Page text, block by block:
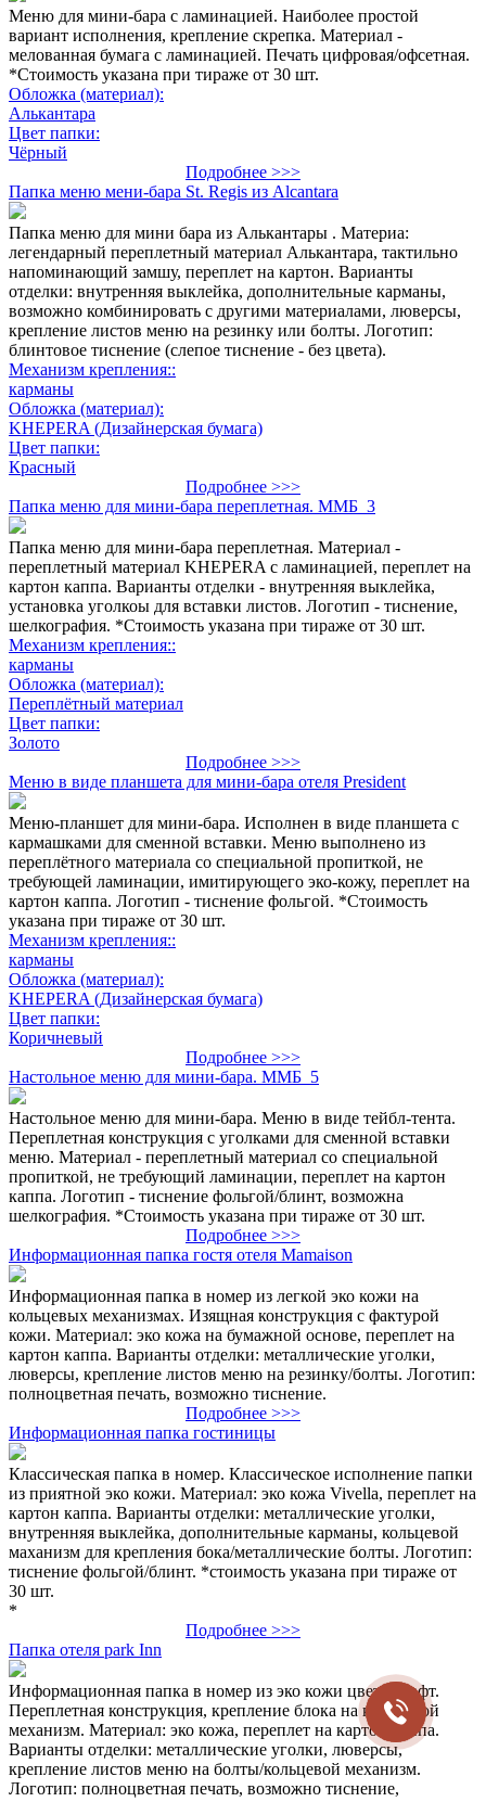
Меню для мини-бара с ламинацией. Наиболее простой
вариант исполнения, крепление скрепка. Материал -
мелованная бумага с ламинацией. Печать цифровая/офсетная.
*Стоимость указана при тираже от 30 шт.
Обложка (материал):
Алькантара
Цвет папки:
Чёрный
Подробнее >>>
Папка меню мени-бара St. Regis из Alcantara
Папка меню для мини бара из Алькантары . Материа:
легендарный переплетный материал Алькантара, тактильно
напоминающий замшу, переплет на картон. Варианты
отделки: внутренняя выклейка, дополнительные карманы,
возможно комбинировать с другими материалами, люверсы,
крепление листов меню на резинку или болты. Логотип:
блинтовое тиснение (слепое тиснение - без цвета).
Механизм крепления::
карманы
Обложка (материал):
KHEPERA (Дизайнерская бумага)
Цвет папки:
Красный
Подробнее >>>
Папка меню для мини-бара переплетная. ММБ_3
Папка меню для мини-бара переплетная. Материал -
переплетный материал KHEPERA с ламинацией, переплет на
картон каппа. Варианты отделки - внутренняя выклейка,
установка уголкоы для вставки листов. Логотип - тиснение,
шелкография. *Стоимость указана при тираже от 30 шт.
Механизм крепления::
карманы
Обложка (материал):
Переплётный материал
Цвет папки:
Золото
Подробнее >>>
Меню в виде планшета для мини-бара отеля President
Меню-планшет для мини-бара. Исполнен в виде планшета с
кармашками для сменной вставки. Меню выполнено из
переплётного материала со специальной пропиткой, не
требующей ламинации, имитирующего эко-кожу, переплет на
картон каппа. Логотип - тиснение фольгой. *Стоимость
указана при тираже от 30 шт.
Механизм крепления::
карманы
Обложка (материал):
KHEPERA (Дизайнерская бумага)
Цвет папки:
Коричневый
Подробнее >>>
Настольное меню для мини-бара. ММБ_5
Настольное меню для мини-бара. Меню в виде тейбл-тента.
Переплетная конструкция с уголками для сменной вставки
меню. Материал - переплетный материал со специальной
пропиткой, не требующий ламинации, переплет на картон
каппа. Логотип - тиснение фольгой/блинт, возможна
шелкография. *Стоимость указана при тираже от 30 шт.
Подробнее >>>
Информационная папка гостя отеля Mamaison
Информационная папка в номер из легкой эко кожи на
кольцевых механизмах. Изящная конструкция с фактурой
кожи. Материал: эко кожа на бумажной основе, переплет на
картон каппа. Варианты отделки: металлические уголки,
люверсы, крепление листов меню на резинку/болты. Логотип:
полноцветная печать, возможно тиснение.
Подробнее >>>
Информационная папка гостиницы
Классическая папка в номер. Классическое исполнение папки
из приятной эко кожи. Материал: эко кожа Vivella, переплет на
картон каппа. Варианты отделки: металлические уголки,
внутренняя выклейка, дополнительные карманы, кольцевой
маханизм для крепления бока/металлические болты. Логотип:
тиснение фольгой/блинт. *стоимость указана при тираже от
30 шт.
*
Подробнее >>>
Папка отеля park Inn
Информационная папка в номер из эко кожи цвета крафт.
Переплетная конструкция, крепление блока на кольцевой
механизм. Материал: эко кожа, переплет на картон каппа.
Варианты отделки: металлические уголки, люверсы,
крепление листов меню на болты/кольцевой механизм.
Логотип: полноцветная печать, возможно тиснение,